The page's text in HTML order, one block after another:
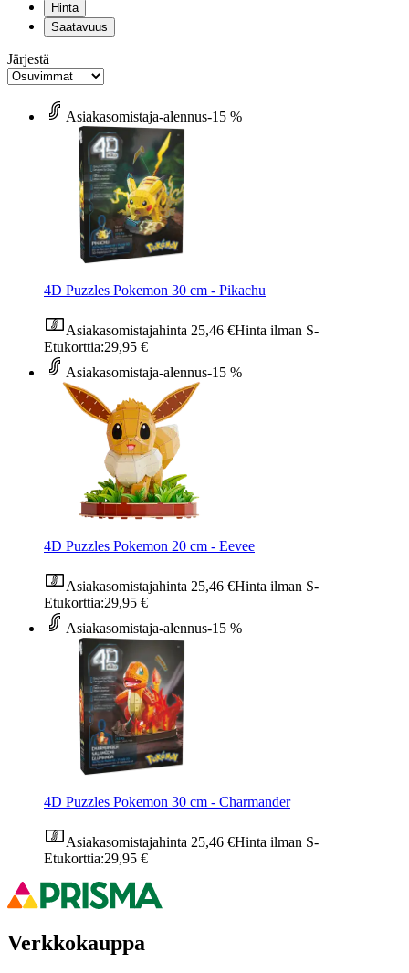
Hinta
Saatavuus
Järjestä
Asiakasomistaja-alennus-15 %
4D Puzzles Pokemon 30 cm - Pikachu
Asiakasomistajahinta 25,46 €Hinta ilman S-
Etukorttia:29,95 €
Asiakasomistaja-alennus-15 %
4D Puzzles Pokemon 20 cm - Eevee
Asiakasomistajahinta 25,46 €Hinta ilman S-
Etukorttia:29,95 €
Asiakasomistaja-alennus-15 %
4D Puzzles Pokemon 30 cm - Charmander
Asiakasomistajahinta 25,46 €Hinta ilman S-
Etukorttia:29,95 €
Verkkokauppa